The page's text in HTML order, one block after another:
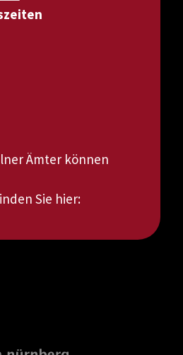
Ämter können
Sie hier: